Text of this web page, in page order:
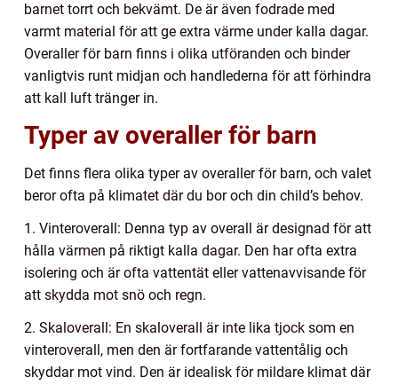
barnet torrt och bekvämt. De är även fodrade med
varmt material för att ge extra värme under kalla dagar.
Overaller för barn finns i olika utföranden och binder
vanligtvis runt midjan och handlederna för att förhindra
att kall luft tränger in.
Typer av overaller för barn
Det finns flera olika typer av overaller för barn, och valet
beror ofta på klimatet där du bor och din child’s behov.
1. Vinteroverall: Denna typ av overall är designad för att
hålla värmen på riktigt kalla dagar. Den har ofta extra
isolering och är ofta vattentät eller vattenavvisande för
att skydda mot snö och regn.
2. Skaloverall: En skaloverall är inte lika tjock som en
vinteroverall, men den är fortfarande vattentålig och
skyddar mot vind. Den är idealisk för mildare klimat där